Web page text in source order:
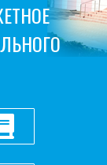
отзыв